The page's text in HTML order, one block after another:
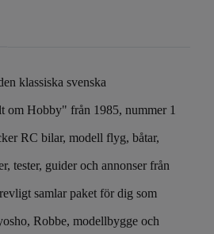
klassiska svenska
om Hobby" från 1985, nummer 1
RC bilar, modell flyg, båtar,
tester, guider och annonser från
samlar paket för dig som
Robbe, modellbygge och